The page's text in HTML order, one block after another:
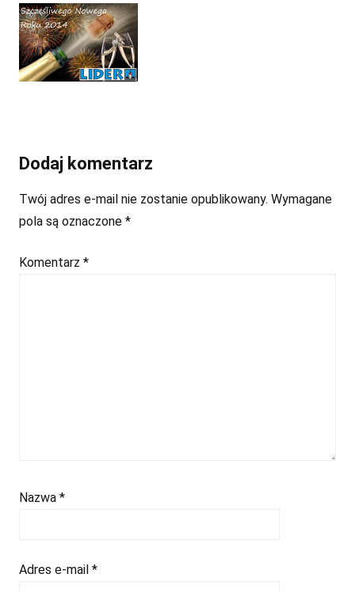
Dodaj komentarz
Twój adres e-mail nie zostanie opublikowany. Wymagane
pola są oznaczone *
Komentarz *
Nazwa *
Adres e-mail *